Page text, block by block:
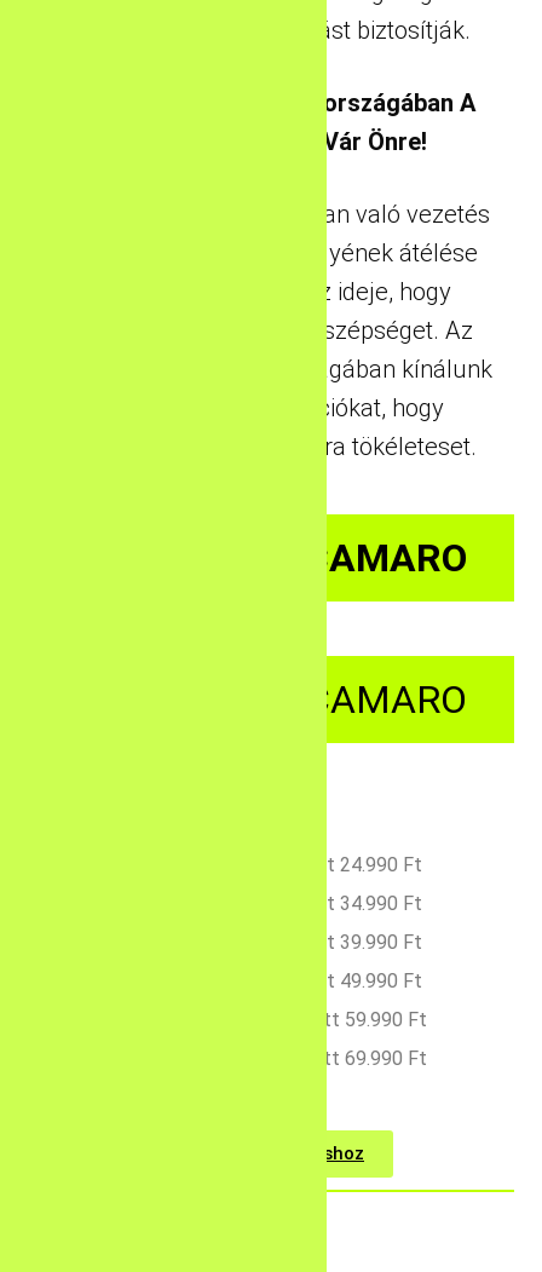
kényelmet és szórakozást biztosítják.
Az Élményautók Mennyországában A
Chevrolet Camaro Vár Önre!
Ha a Chevrolet Camaro-ban való vezetés
és az autózás szenvedélyének átélése
érdekli Önt, akkor itt az ideje, hogy
megszerezze ezt a kék szépséget. Az
Élményautók Mennyországában kínálunk
különböző konfigurációkat, hogy
megtalálja az Ön számára tökéleteset.
CHEVROLET CAMARO
CHEVROLET CAMARO
3 kör – 44.990 Ft helyett 24.990 Ft
5 kör – 54.990 Ft helyett 34.990 Ft
6 kör – 59.990 Ft helyett 39.990 Ft
8 kör – 69.990 Ft helyett 49.990 Ft
10 kör – 84.990 Ft helyett 59.990 Ft
12 kör – 99.990 Ft helyett 69.990 Ft
Tovább a vásárláshoz